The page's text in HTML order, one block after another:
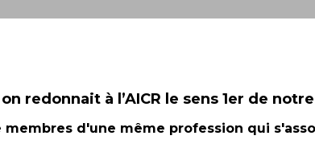
redonnait à l’AICR le sens 1er de
membres d'une même profession qui